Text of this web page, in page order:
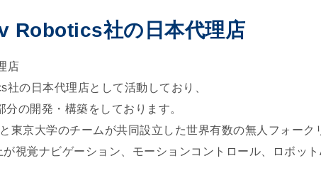
Robotics社の日本代理店
店
の日本代理店として活動しており、
の開発・構築をしております。
京大学のチームが共同設立した世界有数の無人フォーク
視覚ナビゲーション、モーションコントロール、ロボッ